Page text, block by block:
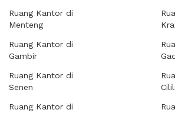
Ruang Kantor di
Menteng
Ruang Kantor di
Gambir
Ruang Kantor di
Senen
Ruang Kantor di